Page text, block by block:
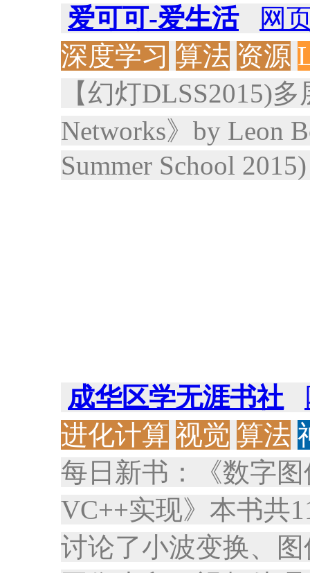
爱可可-爱生活
网
深度学习 算法 资源
【幻灯DLSS2015)
Networks》by Leon
Summer School
成华区学无涯书社
进化计算 视觉 算法
每日新书：《数字
VC++实现》本书共
讨论了小波变换、